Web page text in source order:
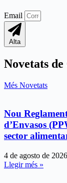
Email
Alta
Novetats
Més Novetats
Nou
d’Envasos
sector
4 de agosto de 2026
Llegir més »